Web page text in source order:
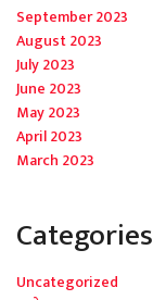
September 2023
August 2023
July 2023
June 2023
May 2023
April 2023
March 2023
Categories
Uncategorized